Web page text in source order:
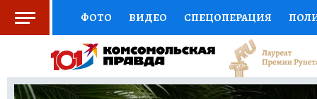
ФОТО ВИДЕО СПЕЦОПЕРАЦИЯ
СОЦПОДДЕРЖКА НАУКА СПОРТ
ВЫБОР ЭКСПЕРТОВ ДОКТОР